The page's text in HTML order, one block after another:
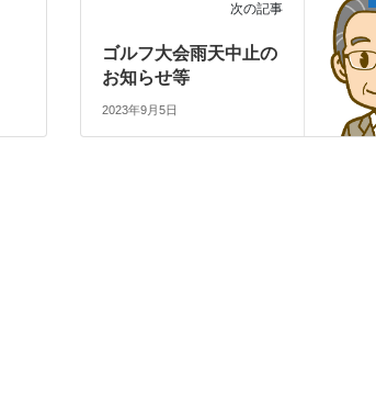
次の記事
ゴルフ大会雨天中止の
お知らせ等
2023年9月5日